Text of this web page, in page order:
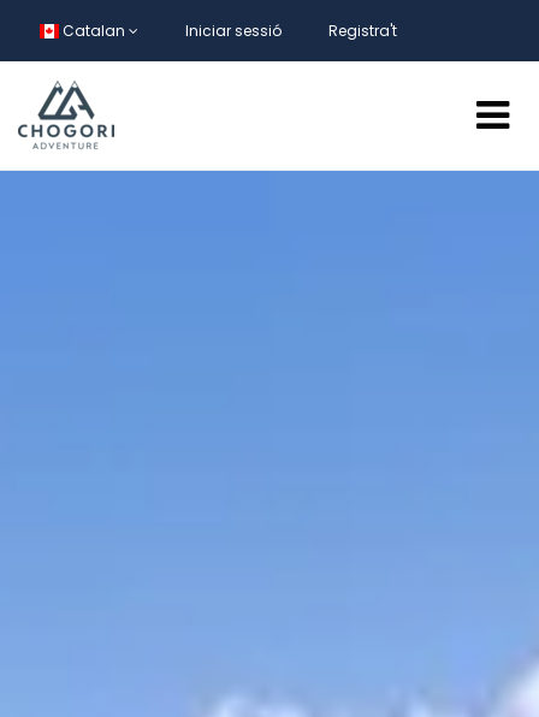
Catalan Iniciar sessió Registra't